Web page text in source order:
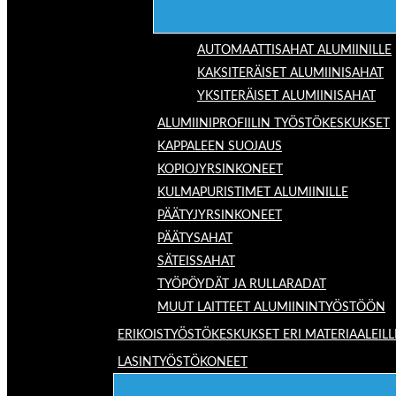
AUTOMAATTISAHAT ALUMIINILLE
KAKSITERÄISET ALUMIINISAHAT
YKSITERÄISET ALUMIINISAHAT
ALUMIINIPROFIILIN TYÖSTÖKESKUKSET
KAPPALEEN SUOJAUS
KOPIOJYRSINKONEET
KULMAPURISTIMET ALUMIINILLE
PÄÄTYJYRSINKONEET
PÄÄTYSAHAT
SÄTEISSAHAT
TYÖPÖYDÄT JA RULLARADAT
MUUT LAITTEET ALUMIININTYÖSTÖÖN
ERIKOISTYÖSTÖKESKUKSET ERI
LASINTYÖSTÖKONEET